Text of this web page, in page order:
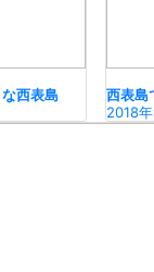
西表島
西表島
2018